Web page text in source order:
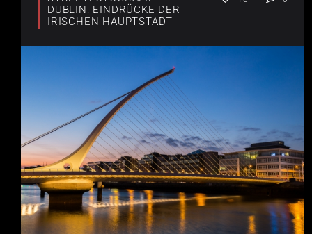
DUBLIN: EINDRÜCKE DER
IRISCHEN HAUPTSTADT